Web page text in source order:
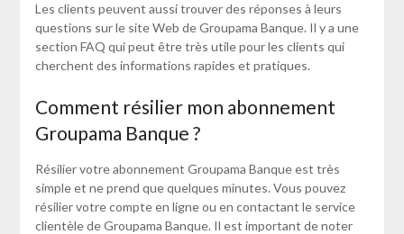
Les clients peuvent aussi trouver des réponses à leurs
questions sur le site Web de Groupama Banque. Il y a une
section FAQ qui peut être très utile pour les clients qui
cherchent des informations rapides et pratiques.
Comment résilier mon abonnement
Groupama Banque ?
Résilier votre abonnement Groupama Banque est très
simple et ne prend que quelques minutes. Vous pouvez
résilier votre compte en ligne ou en contactant le service
clientèle de Groupama Banque. Il est important de noter